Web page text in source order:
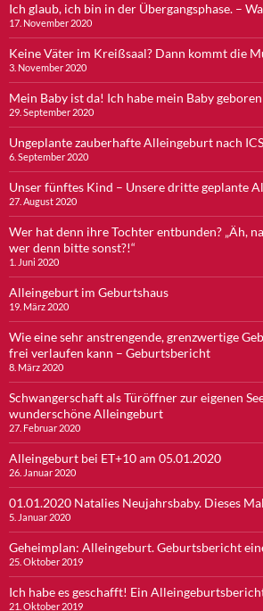
Ich glaub, ich bin in der Übergangsphase. –
17. November 2020
Keine Väter im Kreißsaal? Dann kommt die
3. November 2020
Mein Baby ist da! Ich habe mein Baby
29. September 2020
Ungeplante zauberhafte Alleingeburt nach
6. September 2020
Unser fünftes Kind – Unsere dritte geplante
27. August 2020
Wer hat denn ihre Tochter entbunden? „Äh,
wer denn bitte sonst?!“
1. Juni 2020
Alleingeburt im Geburtshaus
19. März 2020
Wie eine sehr anstrengende, grenzwertige
frei verlaufen kann – Geburtsbericht
8. März 2020
Schwangerschaft als Türöffner zur eigenen
wunderschöne Alleingeburt
27. Februar 2020
Alleingeburt bei ET+10 am 05.01.2020
26. Januar 2020
01.01.2020 Natalies Neujahrsbaby. Dieses
5. Januar 2020
Geheimplan: Alleingeburt. Geburtsbericht
25. Oktober 2019
Ich habe es geschafft! Ein
21. Oktober 2019